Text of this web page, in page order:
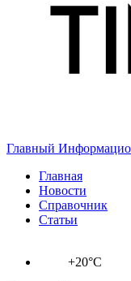
Главный
Главная
Новости
Справочник
Статьи
+20°C